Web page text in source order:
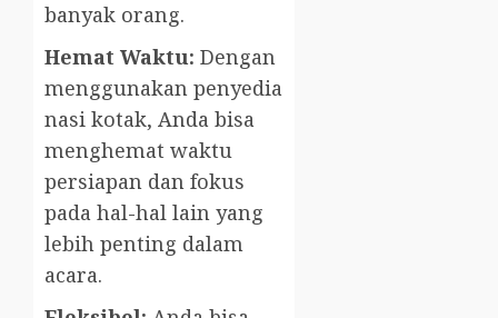
banyak orang.
Hemat Waktu: Dengan
menggunakan penyedia
nasi kotak, Anda bisa
menghemat waktu
persiapan dan fokus
pada hal-hal lain yang
lebih penting dalam
acara.